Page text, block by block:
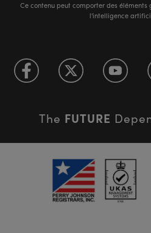
Ce contenu peut comporter des
l'intelligence
The FUTURE